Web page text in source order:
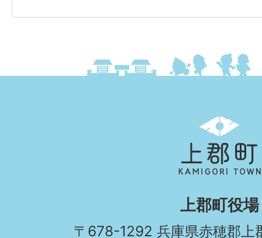
郡
町
KAMIGORI
TOWN
上郡町役場
〒678-1292 兵庫県赤穂郡上